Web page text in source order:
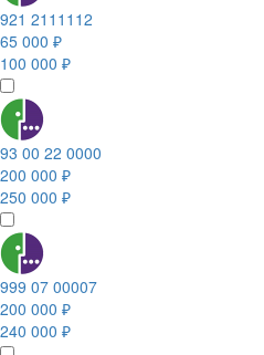
921 2111112
65 000 ₽
100 000 ₽
93 00 22 0000
200 000 ₽
250 000 ₽
999 07 00007
200 000 ₽
240 000 ₽